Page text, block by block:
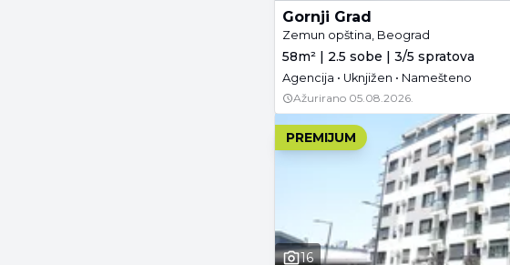
Gornji Grad
Zemun opština, Beograd
58m² | 2.5 sobe | 3/5 spratova
Agencija • Uknjižen • Namešteno
Ažurirano 05.08.2026.
PREMIJUM
16